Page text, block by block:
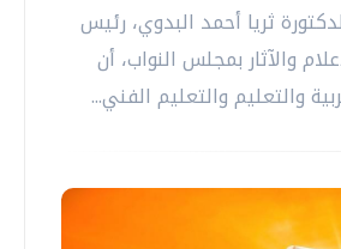
ثريا أحمد البدوي، رئيس
والآثار بمجلس النواب، أن
والتعليم والتعليم الفني...